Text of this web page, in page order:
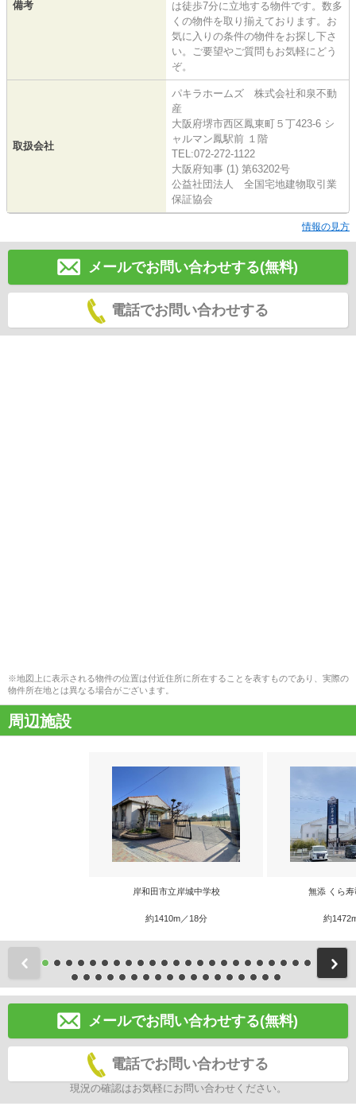
備考
は徒歩7分に立地する物件です。数多
くの物件を取り揃えております。お
気に入りの条件の物件をお探し下さ
い。ご要望やご質問もお気軽にどう
ぞ。
取扱会社
パキラホームズ 株式会社和泉不動
産
大阪府堺市西区鳳東町５丁423-6 シ
ャルマン鳳駅前 １階
TEL:072-272-1122
大阪府知事 (1) 第63202号
公益社団法人 全国宅地建物取引業
保証協会
情報の見方
メールでお問い合わせする(無料)
電話でお問い合わせする
※地図上に表示される物件の位置は付近住所に所在することを表すものであり、実際の
物件所在地とは異なる場合がございます。
周辺施設
岸和田市立岸城中学校
約1410m／18分
無添 くら
約
前
メールでお問い合わせする(無料)
電話でお問い合わせする
現況の確認はお気軽にお問い合わせください。